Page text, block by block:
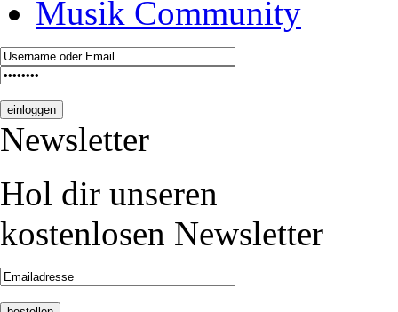
Musik Community
Newsletter
Hol dir unseren
kostenlosen Newsletter